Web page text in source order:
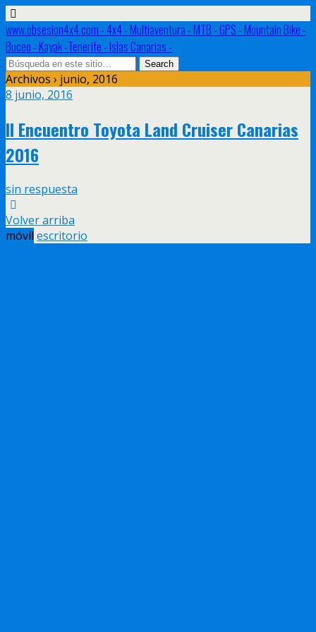
www.obsesion4x4.com - 4x4 - Multiaventura - MTB - GPS - Mountain Bike -
Buceo - Kayak -Tenerife - Islas Canarias -
Archivos › junio, 2016
8 junio, 2016
II Encuentro Toyota Land Cruiser Canarias
2016
sin respuesta
Volver arriba
móvil escritorio